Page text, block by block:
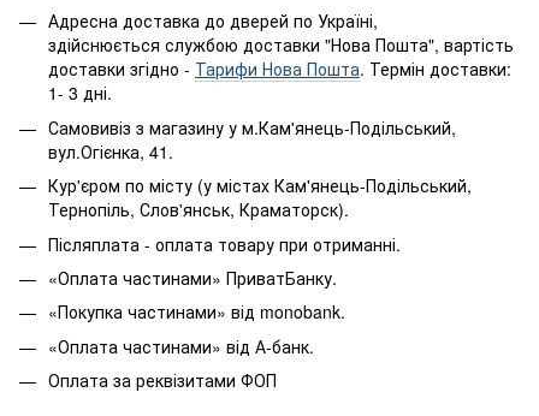
Адресна доставка до дверей по Україні,
здійснюється службою доставки "Нова Пошта", вартість
доставки згідно - Тарифи Нова Пошта. Термін доставки:
1- 3 дні.
Самовивіз з магазину у м.Кам'янець-Подільський,
вул.Огієнка, 41.
Кур'єром по місту (у містах Кам'янець-Подільський,
Тернопіль, Слов'янськ, Краматорск).
Післяплата - оплата товару при отриманні.
«Оплата частинами» ПриватБанку.
«Покупка частинами» від monobank.
«Оплата частинами» від А-банк.
Оплата за реквізитами ФОП